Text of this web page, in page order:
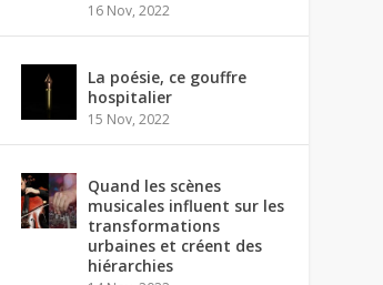
16 Nov, 2022
La poésie, ce gouffre
hospitalier
15 Nov, 2022
Quand les scènes
musicales influent sur les
transformations
urbaines et créent des
hiérarchies